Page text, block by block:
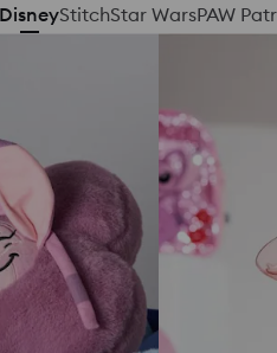
DisneyStitchStar WarsPAW